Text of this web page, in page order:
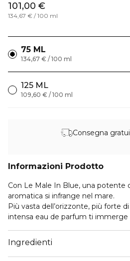
101,00 €
134,67 € / 100 ml
75 ML
134,67 € / 100 ml
125 ML
109,60 € / 100 ml
Consegna
Informazioni Prodotto
Con Le Male In Blue, una potente
aromatica si infrange nel mare.
Più vasta dell’orizzonte, più forte
intensa eau de parfum ti
Non più onde calme! Indossando
marinaio sopra il suo petto blu
marinai tatua il suo flacone con
Ingredienti